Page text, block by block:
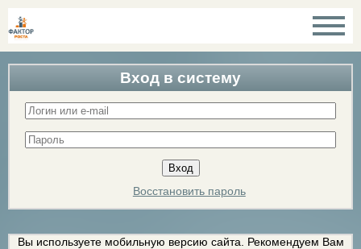
Вход в систему
Восстановить пароль
Вы используете мобильную версию сайта. Рекомендуем Вам